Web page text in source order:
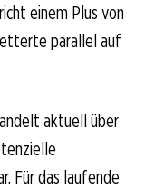
einem Plus von
parallel auf
aktuell über
Für das laufende